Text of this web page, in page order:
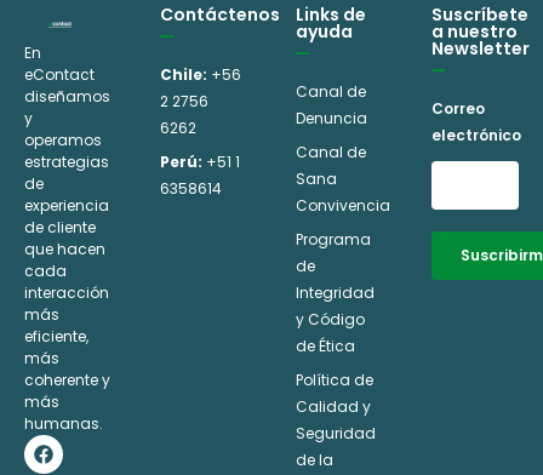
En
eContact
diseñamos
y
operamos
estrategias
de
experiencia
de cliente
que hacen
cada
interacción
más
eficiente,
más
coherente y
más
humanas.
F
a
I
n
L
i
Y
o
Contáctenos
Chile: +56
2 2756
6262
Perú: +51 1
6358614
Links de
ayuda
Canal de
Denuncia
Canal de
Sana
Convivencia
Programa
de
Integridad
y Código
de Ética
Política de
Calidad y
Seguridad
de la
Suscríbete
a nuestro
Newsletter
Correo
electrónico